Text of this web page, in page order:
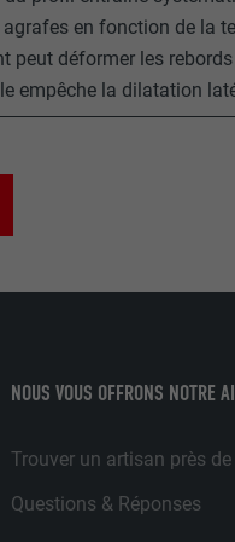
agrafes en fonction de la
peut déformer les
empêche la dilatation
NOUS VOUS OFFRONS NOTRE
Trouver un artisan près
Questions & Réponses
90 jours
lang
LinkedIn
Session
2 ans
services intégrés.